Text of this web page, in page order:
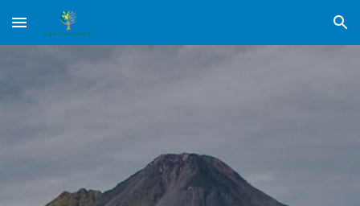
Skip to main content Skip to navigation